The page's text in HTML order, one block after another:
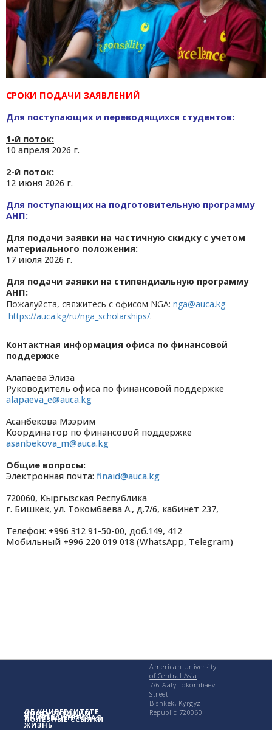
СРОКИ ПОДАЧИ ЗАЯВЛЕНИЙ
Для поступающих и переводящихся студентов:
1-й поток:
10 апреля 2026 г.
2-й поток:
12 июня 2026 г.
Для поступающих на подготовительную программу
АНП:
Для подачи заявки на частичную скидку с учетом
материального положения:
17 июля 2026 г.
Для подачи заявки на стипендиальную программу
АНП:
Пожалуйста, свяжитесь с офисом NGA: nga@auca.kg
https://auca.kg/ru/nga_scholarships/.
Контактная информация офиса по финансовой
поддержке
Алапаева Элиза
Руководитель офиса по финансовой поддержке
alapaeva_e@auca.kg
Асанбекова Мээрим
Координатор по финансовой поддержке
asanbekova_m@auca.kg
Общие вопросы:
Электронная почта: finaid@auca.kg
720060, Кыргызская Республика
г. Бишкек, ул. Токомбаева А., д.7/6, кабинет 237,
Телефон: +996 312 91-50-00, доб.149, 412
Мобильный +996 220 019 018 (WhatsApp, Telegram)
ОБ УНИВЕРСИТЕТЕ
ПОСТУПАЮЩИМ
УЧЕБА
ИССЛЕДОВАНИЯ
УНИВЕРСИТЕТСКАЯ
ЖИЗНЬ
ПОЛЕЗНЫЕ ССЫЛКИ
American University
of Central Asia
7/6 Aaly Tokombaev
Street
Bishkek, Kyrgyz
Republic 720060